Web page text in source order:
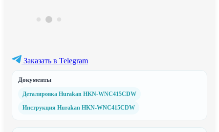
Заказать в Telegram
Документы
Деталировка Hurakan HKN-WNC415CDW
Инструкция Hurakan HKN-WNC415CDW